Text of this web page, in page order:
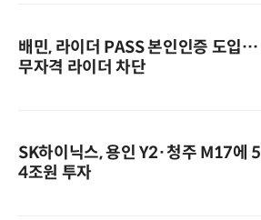
배민, 라이더 PASS 본인인증 도입…
무자격 라이더 차단
SK하이닉스, 용인 Y2·청주 M17에 5
4조원 투자